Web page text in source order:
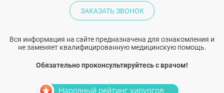
ЗАКАЗАТЬ ЗВОНОК
Вся информация на сайте предназначена для ознакомления и
не заменяет квалифицированную медицинскую помощь.
Обязательно проконсультируйтесь с врачом!
Народный рейтинг хирургов